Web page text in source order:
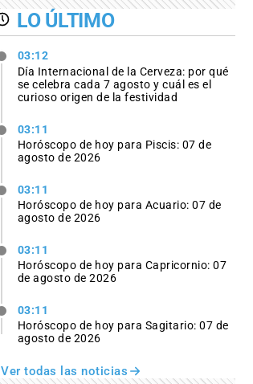
LO ÚLTIMO
03:12
Día Internacional de la Cerveza: por qué
se celebra cada 7 agosto y cuál es el
curioso origen de la festividad
03:11
Horóscopo de hoy para Piscis: 07 de
agosto de 2026
03:11
Horóscopo de hoy para Acuario: 07 de
agosto de 2026
03:11
Horóscopo de hoy para Capricornio: 07
de agosto de 2026
03:11
Horóscopo de hoy para Sagitario: 07 de
agosto de 2026
Ver todas las noticias